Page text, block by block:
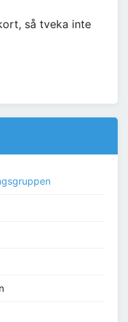
så tveka inte